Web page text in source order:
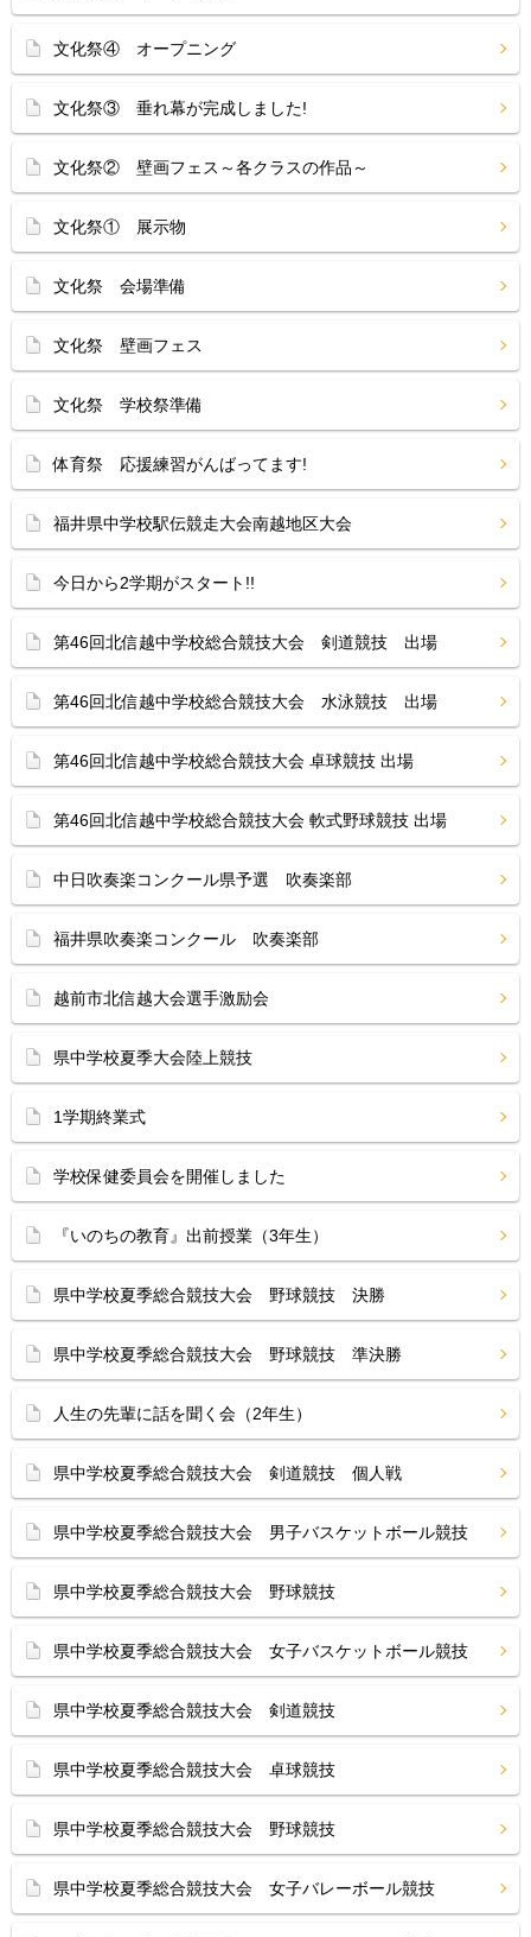
文化祭④ オープニング
文化祭③ 垂れ幕が完成しました!
文化祭② 壁画フェス～各クラスの作品～
文化祭① 展示物
文化祭 会場準備
文化祭 壁画フェス
文化祭 学校祭準備
体育祭 応援練習がんばってます!
福井県中学校駅伝競走大会南越地区大会
今日から2学期がスタート!!
第46回北信越中学校総合競技大会 剣道競技 出場
第46回北信越中学校総合競技大会 水泳競技 出場
第46回北信越中学校総合競技大会 卓球競技 出場
第46回北信越中学校総合競技大会 軟式野球競技 出場
中日吹奏楽コンクール県予選 吹奏楽部
福井県吹奏楽コンクール 吹奏楽部
越前市北信越大会選手激励会
県中学校夏季大会陸上競技
1学期終業式
学校保健委員会を開催しました
『いのちの教育』出前授業（3年生）
県中学校夏季総合競技大会 野球競技 決勝
県中学校夏季総合競技大会 野球競技 準決勝
人生の先輩に話を聞く会（2年生）
県中学校夏季総合競技大会 剣道競技 個人戦
県中学校夏季総合競技大会 男子バスケットボール競技
県中学校夏季総合競技大会 野球競技
県中学校夏季総合競技大会 女子バスケットボール競技
県中学校夏季総合競技大会 剣道競技
県中学校夏季総合競技大会 卓球競技
県中学校夏季総合競技大会 野球競技
県中学校夏季総合競技大会 女子バレーボール競技